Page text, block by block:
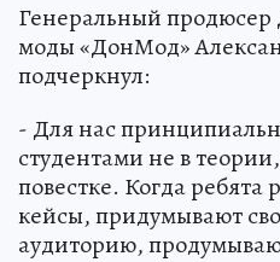
Генеральный
моды «ДонМод»
подчеркнул:
- Для нас
студентами не в
повестке. Когда
кейсы, придумывают
аудиторию,